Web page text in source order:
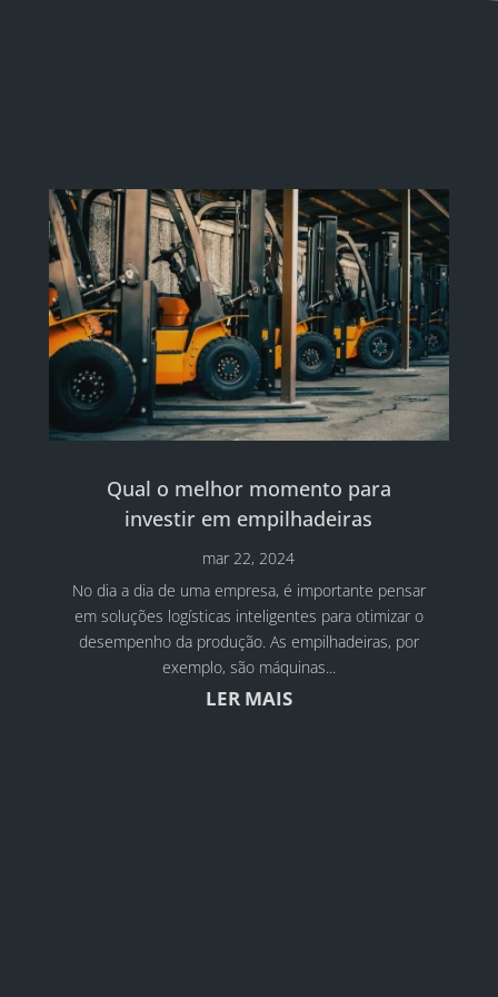
Qual o melhor momento para
investir em empilhadeiras
mar 22, 2024
No dia a dia de uma empresa, é importante pensar
em soluções logísticas inteligentes para otimizar o
desempenho da produção. As empilhadeiras, por
exemplo, são máquinas...
LER MAIS